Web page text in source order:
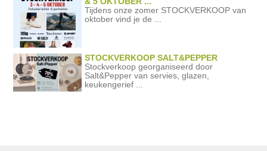
Tijdens onze zomer STOCKVERKOOP van
oktober vind je de ...
STOCKVERKOOP SALT&PEPPER
Stockverkoop georganiseerd door
Salt&Pepper van servies, glazen,
keukengerief ...